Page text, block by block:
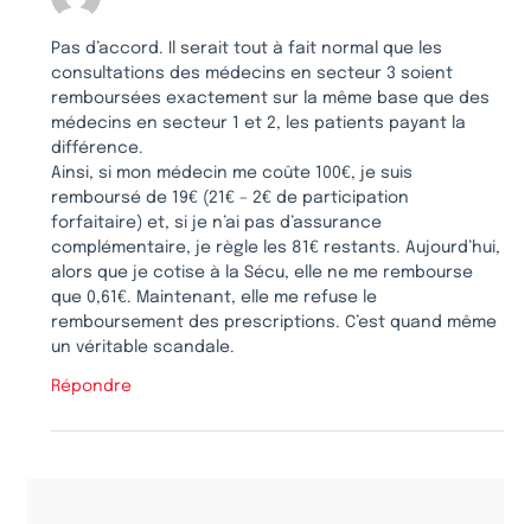
Pas d’accord. Il serait tout à fait normal que les
consultations des médecins en secteur 3 soient
remboursées exactement sur la même base que des
médecins en secteur 1 et 2, les patients payant la
différence.
Ainsi, si mon médecin me coûte 100€, je suis
remboursé de 19€ (21€ – 2€ de participation
forfaitaire) et, si je n’ai pas d’assurance
complémentaire, je règle les 81€ restants. Aujourd’hui,
alors que je cotise à la Sécu, elle ne me rembourse
que 0,61€. Maintenant, elle me refuse le
remboursement des prescriptions. C’est quand même
un véritable scandale.
Répondre